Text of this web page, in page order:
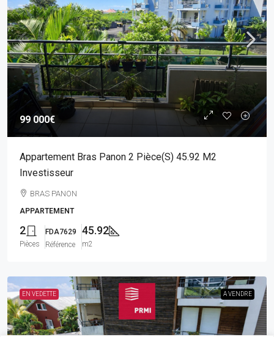
99 000€
Appartement Bras Panon 2 Pièce(s) 45.92 M2
Investisseur
BRAS PANON
APPARTEMENT
2
Pièces
FDA7629
Référence
45.92
m2
EN VEDETTE A VENDRE